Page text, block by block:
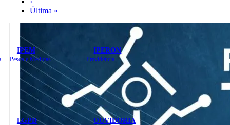
IPEM
Pesos e Medidas
IPERON
Previdência
LGPD OUVIDORIA
Última »